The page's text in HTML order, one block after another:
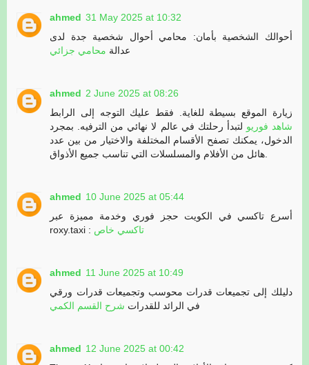
ahmed 31 May 2025 at 10:32
أحوالك الشخصية بأمان: محامي أحوال شخصية جدة لدى
عدالة محامي جزائي
ahmed 2 June 2025 at 08:26
زيارة الموقع بسيطة للغاية. فقط عليك التوجه إلى الرابط
شاهد فوريو لتبدأ رحلتك في عالم لا نهائي من الترفيه. بمجرد
الدخول، يمكنك تصفح الأقسام المختلفة والاختيار من بين عدد
ahmed 10 June 2025 at 05:44
أسرع تاكسي في الكويت حجز فوري وخدمة مميزة عبر
roxy.taxi : تاكسي خاص
ahmed 11 June 2025 at 10:49
دليلك إلى تجميعات قدرات محوسب وتجميعات قدرات ورقي
في الرائد للقدرات شرح القسم الكمي
ahmed 12 June 2025 at 00:42